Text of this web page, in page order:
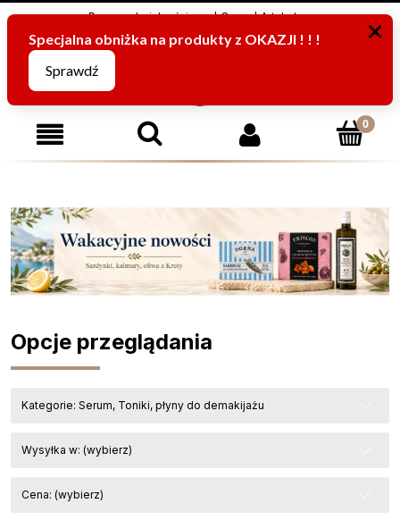
Program Lojalnościowy O nas Artykuły
795816067 (pn-pt od 8:00 -15:00)
Opcje przeglądania
Kategorie: Serum, Toniki, płyny do demakijażu
Wysyłka w: (wybierz)
Cena: (wybierz)